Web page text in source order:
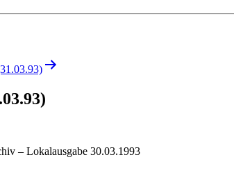
– Lokalausgabe 30.03.1993